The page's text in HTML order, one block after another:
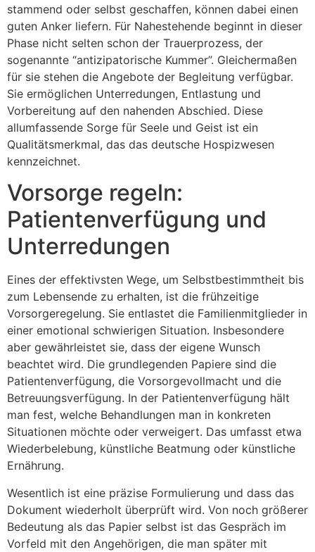
stammend oder selbst geschaffen, können dabei einen
guten Anker liefern. Für Nahestehende beginnt in dieser
Phase nicht selten schon der Trauerprozess, der
sogenannte “antizipatorische Kummer”. Gleichermaßen
für sie stehen die Angebote der Begleitung verfügbar.
Sie ermöglichen Unterredungen, Entlastung und
Vorbereitung auf den nahenden Abschied. Diese
allumfassende Sorge für Seele und Geist ist ein
Qualitätsmerkmal, das das deutsche Hospizwesen
kennzeichnet.
Vorsorge regeln:
Patientenverfügung und
Unterredungen
Eines der effektivsten Wege, um Selbstbestimmtheit bis
zum Lebensende zu erhalten, ist die frühzeitige
Vorsorgeregelung. Sie entlastet die Familienmitglieder in
einer emotional schwierigen Situation. Insbesondere
aber gewährleistet sie, dass der eigene Wunsch
beachtet wird. Die grundlegenden Papiere sind die
Patientenverfügung, die Vorsorgevollmacht und die
Betreuungsverfügung. In der Patientenverfügung hält
man fest, welche Behandlungen man in konkreten
Situationen möchte oder verweigert. Das umfasst etwa
Wiederbelebung, künstliche Beatmung oder künstliche
Ernährung.
Wesentlich ist eine präzise Formulierung und dass das
Dokument wiederholt überprüft wird. Von noch größerer
Bedeutung als das Papier selbst ist das Gespräch im
Vorfeld mit den Angehörigen, die man später mit